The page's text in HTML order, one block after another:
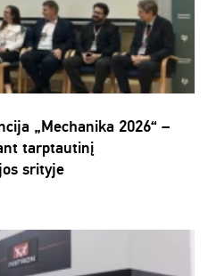
„Mechanika 2026“ –
tarptautinį
srityje